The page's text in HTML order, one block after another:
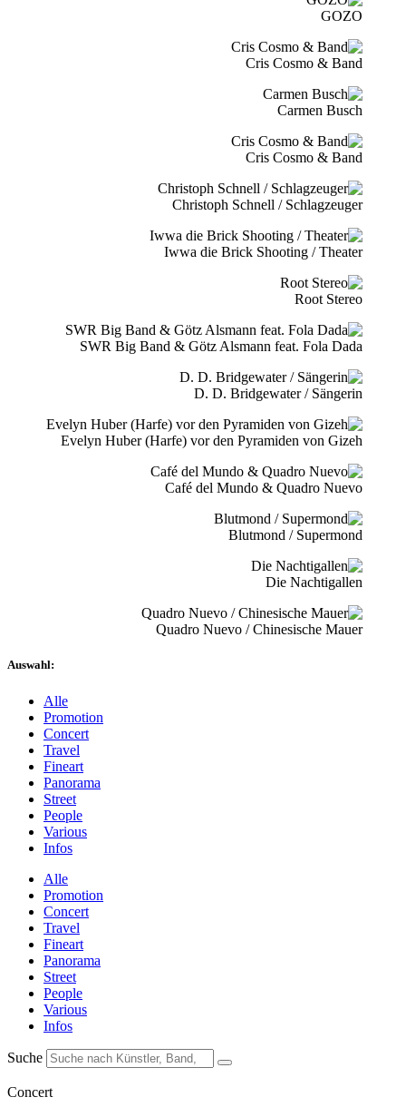
GOZO
Cris Cosmo & Band
Carmen Busch
Cris Cosmo & Band
Christoph Schnell / Schlagzeuger
Iwwa die Brick Shooting / Theater
Root Stereo
SWR Big Band & Götz Alsmann feat. Fola Dada
D. D. Bridgewater / Sängerin
Evelyn Huber (Harfe) vor den Pyramiden von Gizeh
Café del Mundo & Quadro Nuevo
Blutmond / Supermond
Die Nachtigallen
Quadro Nuevo / Chinesische Mauer
Auswahl:
Alle
Promotion
Concert
Travel
Fineart
Panorama
Street
People
Various
Infos
Alle
Promotion
Concert
Travel
Fineart
Panorama
Street
People
Various
Infos
Suche
Concert